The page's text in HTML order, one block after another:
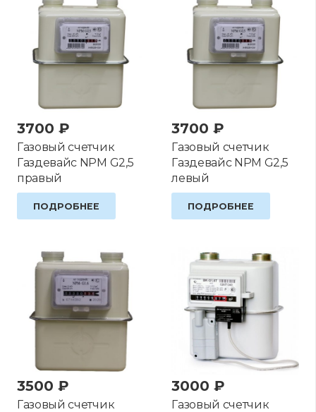
3700 ₽
Газовый счетчик
Газдевайс NPM G2,5
правый
ПОДРОБНЕЕ
3700₽
Газовый счетчик
Газдевайс NPM G2,5
левый
ПОДРОБНЕЕ
3500 ₽
Газовый счетчик
3000₽
Газовый счетчик